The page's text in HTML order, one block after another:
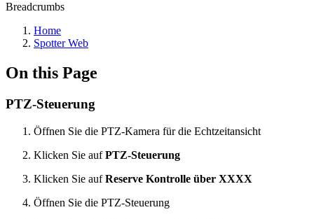
Breadcrumbs
Home
Spotter Web
On this Page
PTZ-Steuerung
Öffnen Sie die PTZ-Kamera für die Echtzeitansicht
Klicken Sie aufPTZ-Steuerung
Klicken Sie aufReserve Kontrolle über XXXX
Öffnen Sie die PTZ-Steuerung